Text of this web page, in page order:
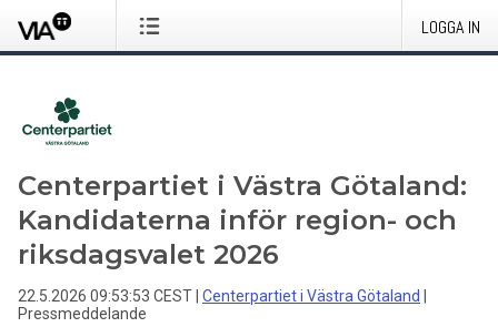
LOGGA IN
Centerpartiet i Västra Götaland:
Kandidaterna inför region- och
riksdagsvalet 2026
22.5.2026 09:53:53 CEST Centerpartiet i Västra Götaland
Pressmeddelande